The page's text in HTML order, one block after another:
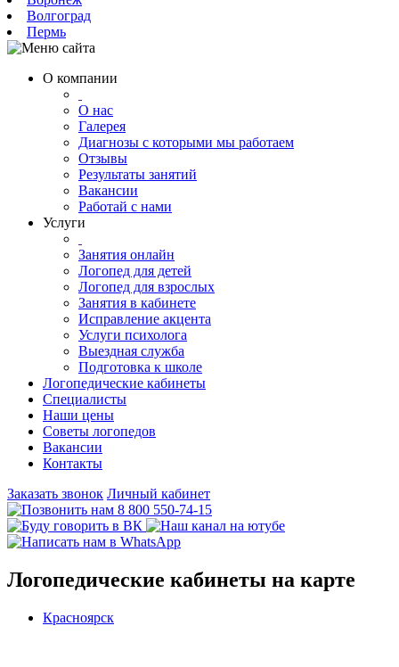
Волгоград
Пермь
О компании
О нас
Галерея
Диагнозы с которыми мы работаем
Отзывы
Результаты занятий
Вакансии
Работай с нами
Услуги
Занятия онлайн
Логопед для детей
Логопед для взрослых
Занятия в кабинете
Исправление акцента
Услуги психолога
Выездная служба
Подготовка к школе
Логопедические кабинеты
Специалисты
Наши цены
Советы логопедов
Вакансии
Контакты
Заказать звонок Личный кабинет
8 800 550-74-15
Логопедические кабинеты на карте
Красноярск